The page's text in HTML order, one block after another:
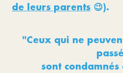
de leurs parents 😉).
"Ceux qui ne
passé
sont